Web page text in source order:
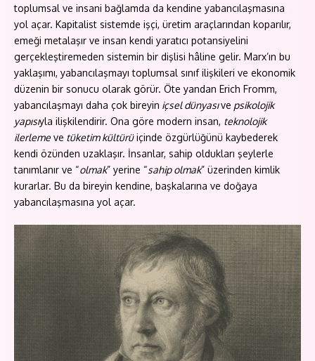
toplumsal ve insani bağlamda da kendine yabancılaşmasına
yol açar. Kapitalist sistemde işçi, üretim araçlarından koparılır,
emeği metalaşır ve insan kendi yaratıcı potansiyelini
gerçekleştiremeden sistemin bir dişlisi hâline gelir. Marx’ın bu
yaklaşımı, yabancılaşmayı toplumsal sınıf ilişkileri ve ekonomik
düzenin bir sonucu olarak görür. Öte yandan Erich Fromm,
yabancılaşmayı daha çok bireyin içsel dünyasıve psikolojik
yapısıyla ilişkilendirir. Ona göre modern insan, teknolojik
ilerlemeve tüketim kültürüiçinde özgürlüğünü kaybederek
kendi özünden uzaklaşır. İnsanlar, sahip oldukları şeylerle
tanımlanır ve “olmak” yerine “sahip olmak” üzerinden kimlik
kurarlar. Bu da bireyin kendine, başkalarına ve doğaya
yabancılaşmasına yol açar.